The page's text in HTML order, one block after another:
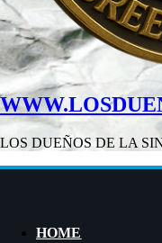
LOS DUEÑOS DE LA
HOME